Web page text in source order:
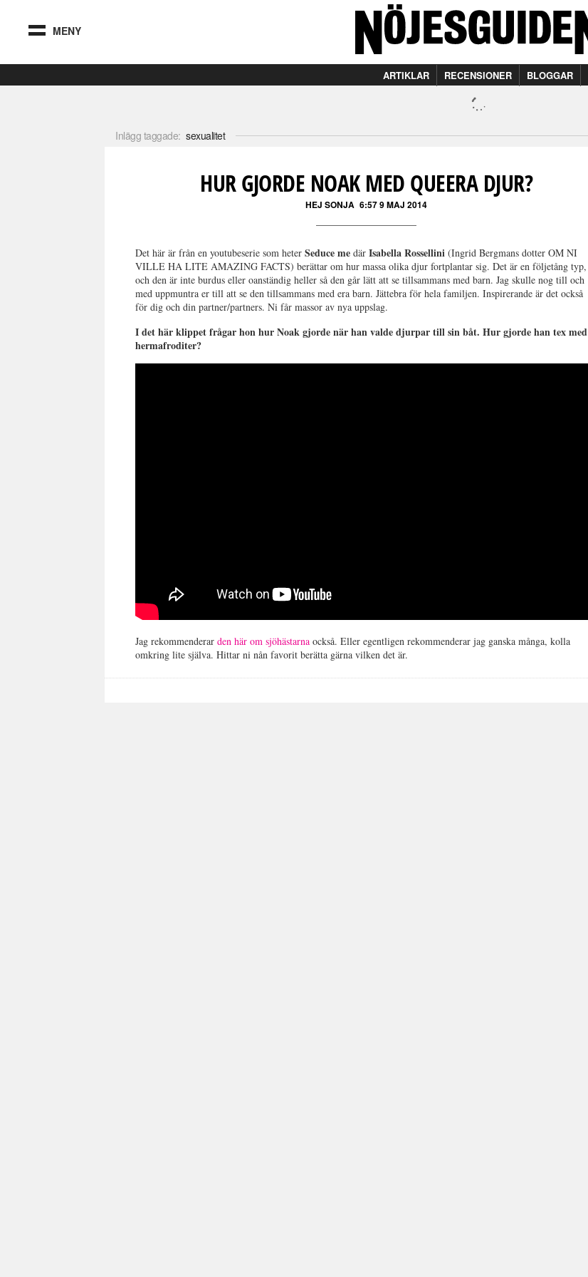
MENY
ARTIKLAR RECENSIONER BLOGGAR
Inlägg taggade: sexualitet
HUR GJORDE NOAK MED QUEERA DJUR?
HEJ SONJA 6:57 9 MAJ 2014
Det här är från en youtubeserie som heterSeduce me därIsabella Rossellini (Ingrid Bergmans dotter OM NI
VILLE HA LITE AMAZING FACTS) berättar om hur massa olika djur fortplantar sig. Det är en följetång typ,
och den är inte burdus eller oanständig heller så den går lätt att se tillsammans med barn. Jag skulle nog till och
med uppmuntra er till att se den tillsammans med era barn. Jättebra för hela familjen. Inspirerande är det också
för dig och din partner/partners. Ni får massor av nya uppslag.
I det här klippet frågar hon hur Noak gjorde när han valde djurpar till sin båt. Hur gjorde han tex med
hermafroditer?
Jag rekommenderarden här om sjöhästarnaockså. Eller egentligen rekommenderar jag ganska många, kolla
omkring lite själva. Hittar ni nån favorit berätta gärna vilken det är.